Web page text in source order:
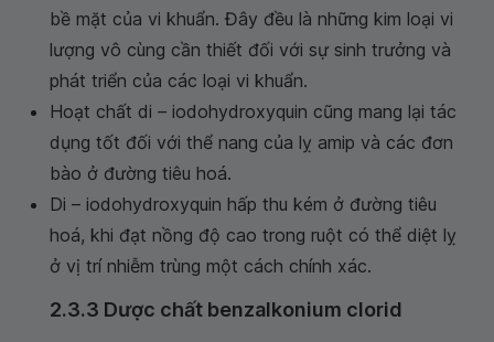
bề mặt của vi khuẩn. Đây đều là những kim loại vi
lượng vô cùng cần thiết đối với sự sinh trưởng và
phát triển của các loại vi khuẩn.
Hoạt chất di – iodohydroxyquin cũng mang lại tác
dụng tốt đối với thể nang của lỵ amip và các đơn
bào ở đường tiêu hoá.
Di – iodohydroxyquin hấp thu kém ở đường tiêu
hoá, khi đạt nồng độ cao trong ruột có thể diệt lỵ
ở vị trí nhiễm trùng một cách chính xác.
2.3.3 Dược chất benzalkonium clorid